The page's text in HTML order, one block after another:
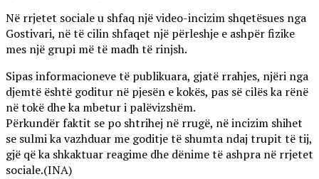
Në rrjetet sociale u shfaq një video-incizim shqetësues nga
Gostivari, në të cilin shfaqet një përleshje e ashpër fizike
mes një grupi më të madh të rinjsh.
Sipas informacioneve të publikuara, gjatë rrahjes, njëri nga
djemtë është goditur në pjesën e kokës, pas së cilës ka rënë
në tokë dhe ka mbetur i palëvizshëm.
Përkundër faktit se po shtrihej në rrugë, në incizim shihet
se sulmi ka vazhduar me goditje të shumta ndaj trupit të tij,
gjë që ka shkaktuar reagime dhe dënime të ashpra në rrjetet
sociale.(INA)